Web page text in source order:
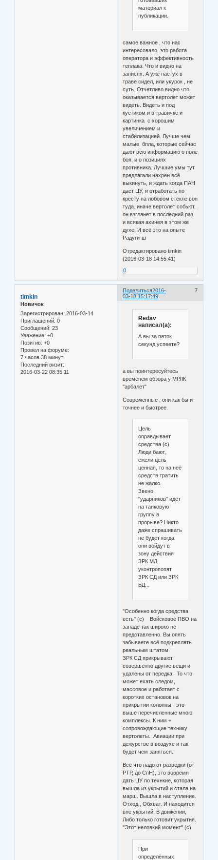
материал к
публикации.
самое важное , что нас
интересовало, это работа
оператора и эффективность
теплака. Что и видно на
записях. А уже пастух в
траве сидел, или укурок , не
суть. Отчетливо видно что
оказывается вертолет может
видеть. Видеть и под
кустиком и в травичке и
картинка с хорошим
увеличением и
стабилизацией. Лучше чем
малые бпла, которые сейчас
дают всю информацию о поле
боя, и о позициях
противника. Лучшие умы тут
предлагали нахрен всё
выкинуть, и ждать когда ПАН
даст ЦУ, и отработать по
кресту на лобовом стекле вон
туда. иначе вертолет собьют,
он взглянет в последний раз,
и всякая ахинея в этом же
духе. И всё это на опыте
Радуги-ш
Отредактировано timkin
(2016-03-18 14:55:41)
0
Поделиться 7
2016-
03-18 15:17:49
timkin
Новичок
Зарегистрирован: 2016-03-14
Приглашений: 0
Сообщений: 23
Уважение: +0
Позитив: +0
Провел на форуме:
7 часов 38 минут
Последний визит:
2016-03-22 08:35:11
Redav
написал(а):
А вы за пяток
секунд успеете?
а вы поинтересуйтесь
временем обзора у МРЛК
"арбалет"
Современные , они как бы и
точнее и быстрее.
Цель
оправдывает
средства (с)
Люди бают,
ежели цель
ценная, то на неё
средств тратить
не жалко.
Звено
"ударников" идёт
на танковую
группу в
прорыве? Никто
даже спрашивать
не будет когда
они войдут в
зону действия
ЗРК МД,
уконтропопят
ЗРК СД или ЗРК
БД...
"Особенно когда средства
есть" (с) Войсковое ПВО на
западе так широко не
представленно. Вы опять
забываете всё подкреплять
реальным штатом.
ЗРК СД прикрывают
совершенно другие вещи и
удалены от передка. То что
может ехать следом,
массовое и работает с
коротких остановок на
прикрытии колонны - это
выше перечисленные мною
комплексы. К ним +
сопровождающие технику
вертолеты. Авиации при
дежурстве в воздухе и так
будет чем заняться.
Всё что надо от разведки (от
РТР, до СпН), это вовремя
дать ЦУ по технкие, которая
вышла из укрытий и стала на
марш. Вышла в наступление.
Отход., Обхват. И находится
вне укрытий. В движении,
Либо только готовит укрытия.
"Этот неловкий момент" (с)
При
определённых